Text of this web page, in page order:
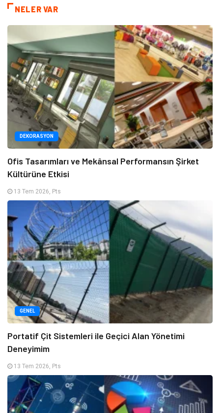
NELER VAR
DEKORASYON
Ofis Tasarımları ve Mekânsal Performansın Şirket
Kültürüne Etkisi
13 Tem 2026, Pts
GENEL
Portatif Çit Sistemleri ile Geçici Alan Yönetimi
Deneyimim
13 Tem 2026, Pts